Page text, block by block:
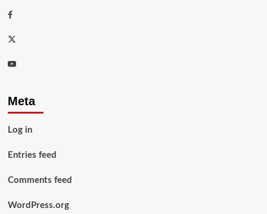
Facebook
Twitter
Youtube
Meta
Log in
Entries feed
Comments feed
WordPress.org